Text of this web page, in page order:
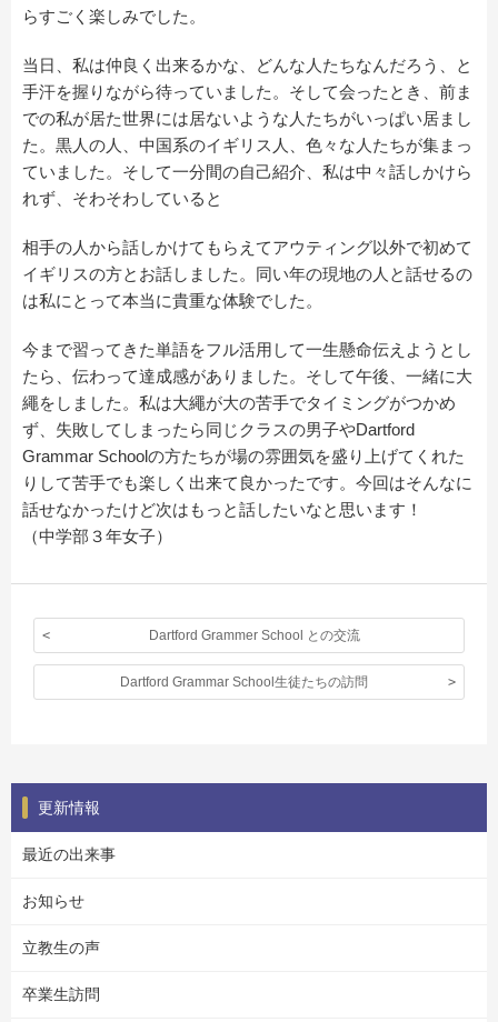
らすごく楽しみでした。
当日、私は仲良く出来るかな、どんな人たちなんだろう、と
手汗を握りながら待っていました。そして会ったとき、前ま
での私が居た世界には居ないような人たちがいっぱい居まし
た。黒人の人、中国系のイギリス人、色々な人たちが集まっ
ていました。そして一分間の自己紹介、私は中々話しかけら
れず、そわそわしていると
相手の人から話しかけてもらえてアウティング以外で初めて
イギリスの方とお話しました。同い年の現地の人と話せるの
は私にとって本当に貴重な体験でした。
今まで習ってきた単語をフル活用して一生懸命伝えようとし
たら、伝わって達成感がありました。そして午後、一緒に大
繩をしました。私は大繩が大の苦手でタイミングがつかめ
ず、失敗してしまったら同じクラスの男子やDartford
Grammar Schoolの方たちが場の雰囲気を盛り上げてくれた
りして苦手でも楽しく出来て良かったです。今回はそんなに
話せなかったけど次はもっと話したいなと思います！
（中学部３年女子）
Dartford Grammer School との交流
Dartford Grammar School生徒たちの訪問
更新情報
最近の出来事
お知らせ
立教生の声
卒業生訪問